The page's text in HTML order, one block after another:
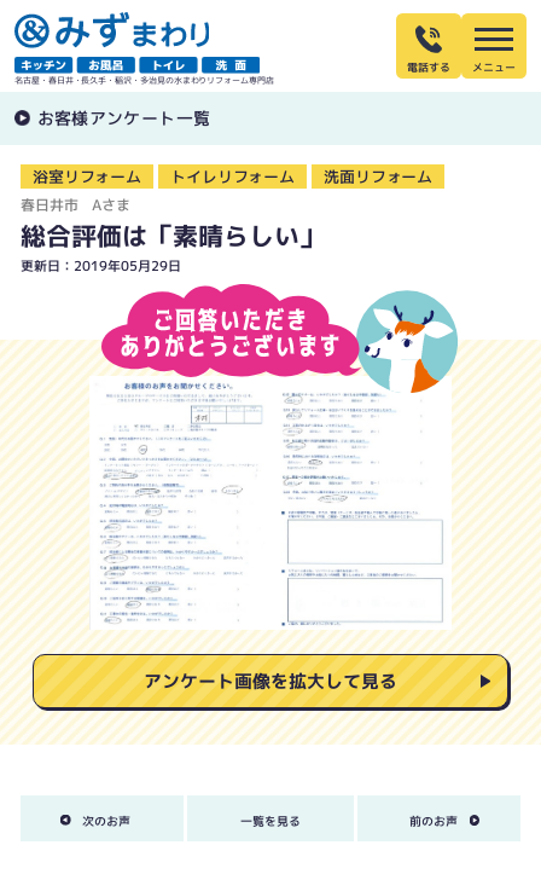
名古屋・春日井・長久手・稲沢・多治見の水まわりリフォーム専門店
電話する
お客様アンケート一覧
浴室リフォーム トイレリフォーム 洗面リフォーム
春日井市 Aさま
総合評価は「素晴らしい」
更新日：2019年05月29日
アンケート画像を拡大して見る
次のお声 一覧を見る 前のお声